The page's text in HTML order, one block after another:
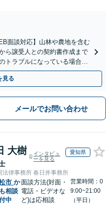
面談対応】山林や農地を含む
ら譲受人との契約書作成まで
トラブルになっている場合
ご相談ください。
見る
メールでお問い合わせ
大樹
インタビュ
ーを見る
愛知県
法律事務所 春日井事務所
市 か
相談
中
面談方法(対面・
電話・ビデオな
ど)は応相談
営業時間：0
9:00~21:00
（平日）